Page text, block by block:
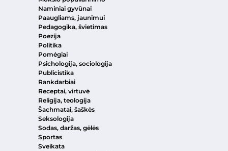
Naminiai gyvūnai
Paaugliams, jaunimui
Pedagogika, švietimas
Poezija
Politika
Pomėgiai
Psichologija, sociologija
Publicistika
Rankdarbiai
Receptai, virtuvė
Religija, teologija
Šachmatai, šaškės
Seksologija
Sodas, daržas, gėlės
Sportas
Sveikata